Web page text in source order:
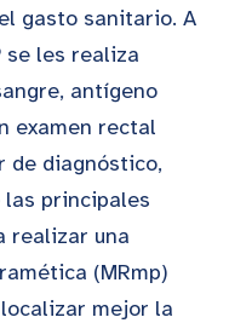
gasto sanitario. A
se les realiza
antígeno
examen rectal
de diagnóstico,
las principales
realizar una
(MRmp)
mejor la